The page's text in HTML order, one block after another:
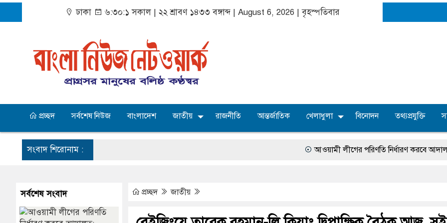
ঢাকা ৬:৩০:২ সকাল| ২২ শ্রাবণ ১৪৩৩ বঙ্গাব্দ | August 6, 2026 |বৃহস্পতিবার
প্রচ্ছদ সর্বশেষ নিউজ বাংলাদেশ জাতীয় রাজনীতি আন্তর্জাতিক খেলাধুলা বিনোদন তথ্যপ্রযুক্তি
সংবাদ শিরোনাম : আওয়ামী লীগের পরিণতি নির্ধারণ করবে আদালত:
প্রচ্ছদ জাতীয়
সর্বশেষ সংবাদ